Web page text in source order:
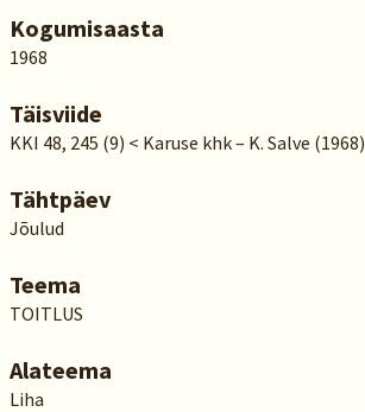
Kogumisaasta
1968
Täisviide
KKI 48, 245 (9) < Karuse khk – K. Salve (1968)
Tähtpäev
Jõulud
Teema
TOITLUS
Alateema
Liha